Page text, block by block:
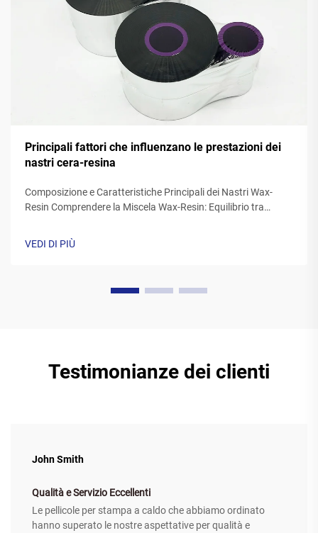
Principali fattori che influenzano le prestazioni dei
nastri cera-resina
Composizione e Caratteristiche Principali dei Nastri Wax-
Resin Comprendere la Miscela Wax-Resin: Equilibrio tra
miscela di cere sintetici e resine polimeriche, generalmente
VEDI DI PIÙ
Testimonianze dei clienti
John Smith
Qualità e Servizio Eccellenti
Le pellicole per stampa a caldo che abbiamo ordinato
hanno superato le nostre aspettative per qualità e